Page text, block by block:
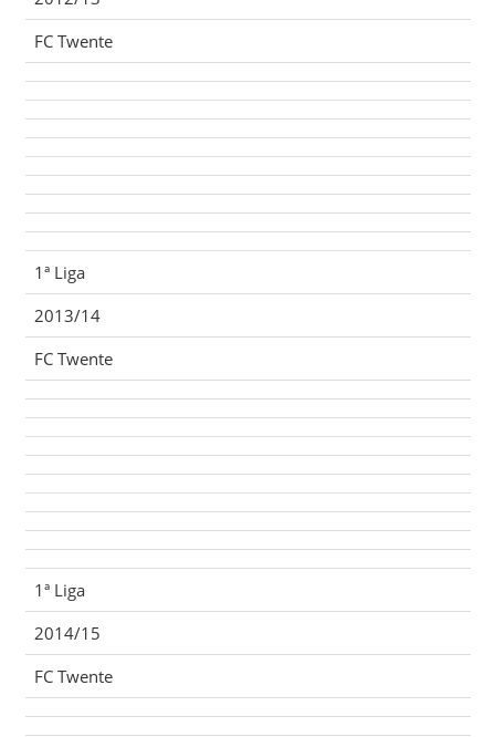
FC Twente
1ª Liga
2013/14
FC Twente
1ª Liga
2014/15
FC Twente